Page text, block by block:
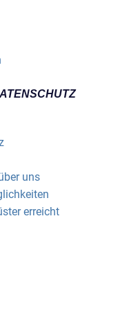
uns
erreicht